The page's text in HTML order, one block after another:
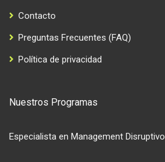
Contacto
Preguntas Frecuentes (FAQ)
Política de privacidad
Nuestros Programas
Especialista en Management Disruptivo